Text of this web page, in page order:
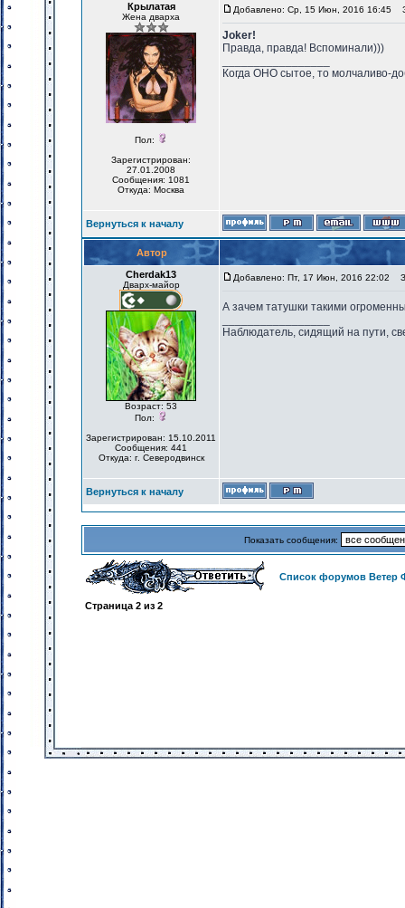
Крылатая
Жена дварха
Пол:
Зарегистрирован:
27.01.2008
Сообщения: 1081
Откуда: Москва
Добавлено: Ср, 15 Июн, 2016 16:45
Joker!
Правда, правда! Вспоминали)))
Когда ОНО сытое, то молчаливо-
Вернуться к началу
Автор
Cherdak13
Дварх-майор
Возраст: 53
Пол:
Зарегистрирован: 15.10.2011
Сообщения: 441
Откуда: г. Северодвинск
Добавлено: Пт, 17 Июн, 2016 22:02
А зачем татушки такими
Наблюдатель, сидящий на пути,
Вернуться к началу
Показать сообщения:
Список форумов Ветер
Страница 2 из 2